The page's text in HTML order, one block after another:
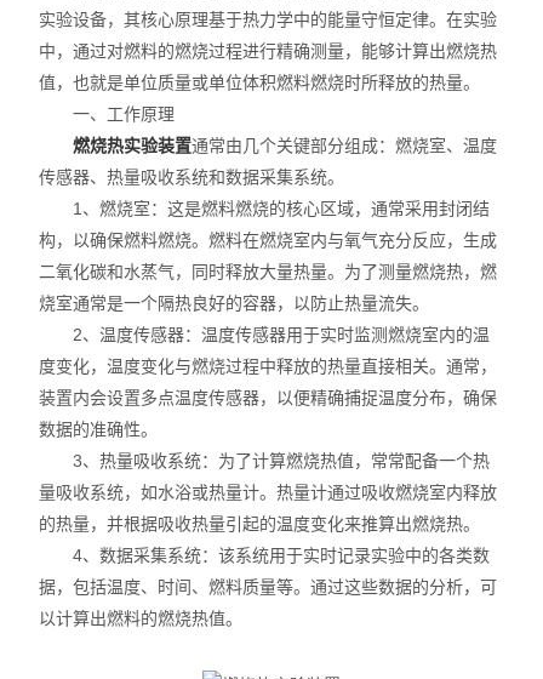
光化学
实验设备，其核心原理基于热力学中的能量守恒定律。在实验
中，通过对燃料的燃烧过程进行精确测量，能够计算出燃烧热
值，也就是单位质量或单位体积燃料燃烧时所释放的热量。
一、工作原理
燃烧热实验装置通常由几个关键部分组成：燃烧室、温度
传感器、热量吸收系统和数据采集系统。
1、燃烧室：这是燃料燃烧的核心区域，通常采用封闭结
构，以确保燃料燃烧。燃料在燃烧室内与氧气充分反应，生成
二氧化碳和水蒸气，同时释放大量热量。为了测量燃烧热，燃
烧室通常是一个隔热良好的容器，以防止热量流失。
2、温度传感器：温度传感器用于实时监测燃烧室内的温
度变化，温度变化与燃烧过程中释放的热量直接相关。通常，
装置内会设置多点温度传感器，以便精确捕捉温度分布，确保
数据的准确性。
3、热量吸收系统：为了计算燃烧热值，常常配备一个热
量吸收系统，如水浴或热量计。热量计通过吸收燃烧室内释放
的热量，并根据吸收热量引起的温度变化来推算出燃烧热。
4、数据采集系统：该系统用于实时记录实验中的各类数
据，包括温度、时间、燃料质量等。通过这些数据的分析，可
以计算出燃料的燃烧热值。